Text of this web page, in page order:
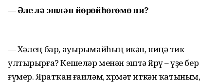
— Әле лә эшләп йөрөйһөгөҙмө ни?
— Хәлең бар, ауырымайһың икән, ниңә тик
ултырырға? Кешеләр менән эштә йөрөү – үҙе бер
ғүмер. Яратҡан ғаиләм, хөрмәт иткән ҡатыным,